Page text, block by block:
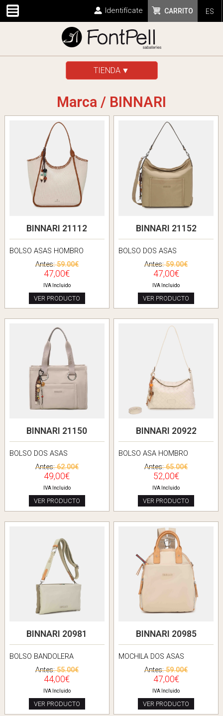
ES
CARRITO
Identifícate
TIENDA
Marca / BINNARI
BINNARI 21112
BOLSO ASAS HOMBRO
Antes:59.00€
47,00€
IVA Incluido
VER PRODUCTO
BINNARI 21152
BOLSO DOS ASAS
Antes:59.00€
47,00€
IVA Incluido
VER PRODUCTO
BINNARI 21150
BOLSO DOS ASAS
Antes:62.00€
49,00€
IVA Incluido
VER PRODUCTO
BINNARI 20922
BOLSO ASA HOMBRO
Antes:65.00€
52,00€
IVA Incluido
VER PRODUCTO
BINNARI 20981
BOLSO BANDOLERA
Antes:55.00€
44,00€
IVA Incluido
VER PRODUCTO
BINNARI 20985
MOCHILA DOS ASAS
Antes:59.00€
47,00€
IVA Incluido
VER PRODUCTO